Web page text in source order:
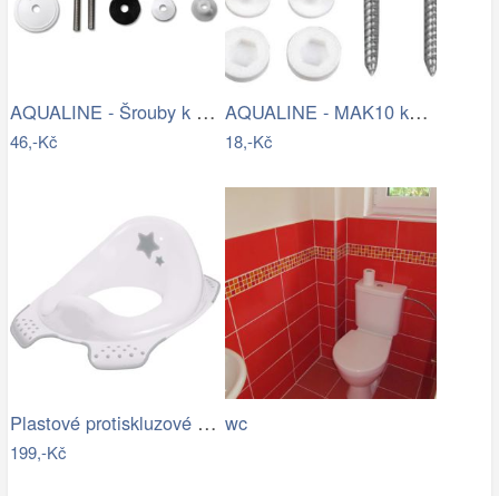
AQUALINE - Šrouby k WC dřevěným…
46,-Kč
AQUALINE - MAK10 kotvící sada pro WC…
18,-Kč
Plastové protiskluzové sedátko na WC…
199,-Kč
wc